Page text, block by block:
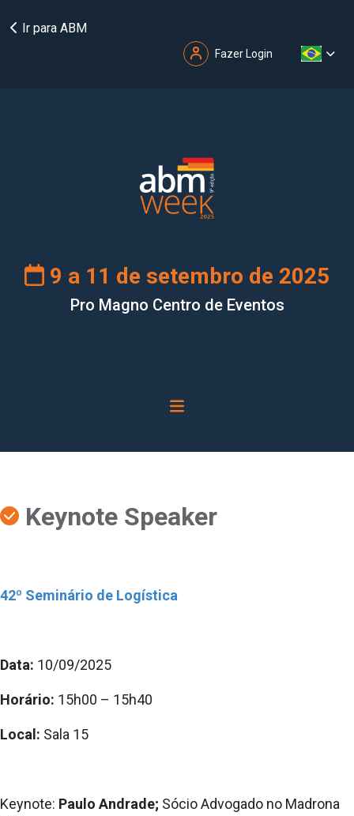
Ir para ABM
Fazer Login
9 a 11 de setembro de 2025
Pro Magno Centro de Eventos
Keynote Speaker
42º Seminário de Logística
Data: 10/09/2025
Horário: 15h00 – 15h40
Local: Sala 15
Keynote: Paulo Andrade; Sócio Advogado no Madrona